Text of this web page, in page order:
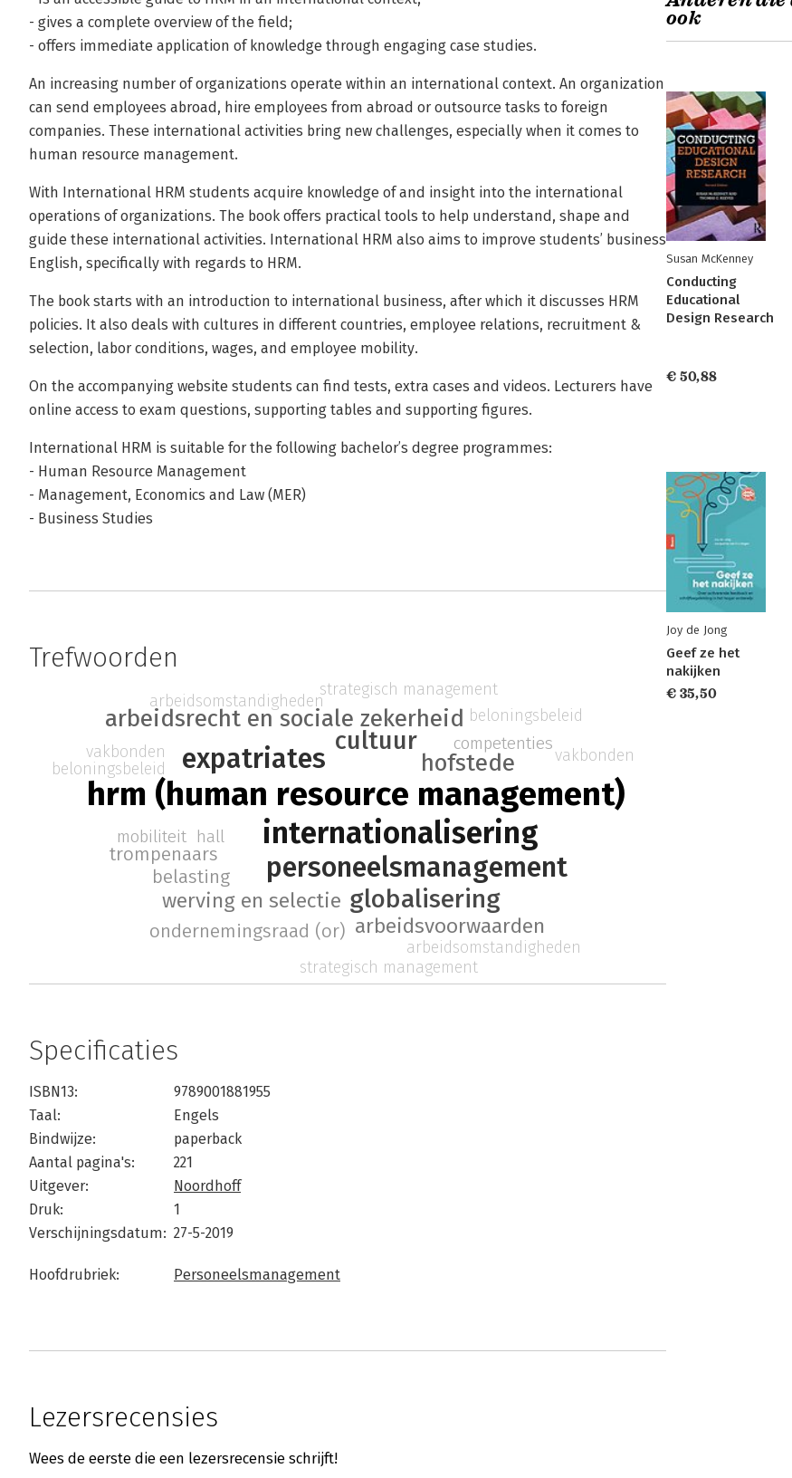
- gives a complete overview of the field;
- offers immediate application of knowledge through engaging case studies.
An increasing number of organizations operate within an international context. An organization
can send employees abroad, hire employees from abroad or outsource tasks to foreign
companies. These international activities bring new challenges, especially when it comes to
human resource management.
With International HRM students acquire knowledge of and insight into the international
operations of organizations. The book offers practical tools to help understand, shape and
guide these international activities. International HRM also aims to improve students’ business
English, specifically with regards to HRM.
The book starts with an introduction to international business, after which it discusses HRM
policies. It also deals with cultures in different countries, employee relations, recruitment &
selection, labor conditions, wages, and employee mobility.
On the accompanying website students can find tests, extra cases and videos. Lecturers have
online access to exam questions, supporting tables and supporting figures.
International HRM is suitable for the following bachelor’s degree programmes:
- Human Resource Management
- Management, Economics and Law (MER)
- Business Studies
Trefwoorden
hrm (human resource management)
internationalisering
personeelsmanagement
expatriates
cultuur
globalisering
arbeidsrecht en sociale zekerheid
hofstede
werving en selectie
arbeidsvoorwaarden
ondernemingsraad (or)
belasting
trompenaars
hall
mobiliteit
competenties
beloningsbeleid
arbeidsomstandigheden
vakbonden
strategisch management
beloningsbeleid
arbeidsomstandigheden
vakbonden
strategisch management
Specificaties
ISBN13:
9789001881955
Taal:
Engels
Bindwijze:
paperback
Aantal pagina's:
221
Uitgever:
Noordhoff
Druk:
1
Verschijningsdatum: 27-5-2019
Hoofdrubriek: Personeelsmanagement
Lezersrecensies
Wees de eerste die een lezersrecensie schrijft!
ook
Susan McKenney
Conducting
Educational
Design Research
€ 50,88
Joy de Jong
Geef ze het
nakijken
€ 35,50